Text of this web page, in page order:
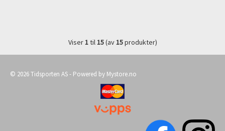
Viser1til15(av15produkter)
© 2026 Tidsporten AS - Powered by Mystore.no